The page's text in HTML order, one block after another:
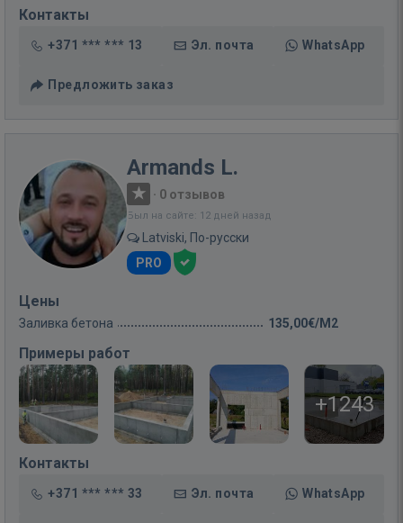
Контакты
+371 *** *** 13 Эл. почта WhatsApp
Предложить заказ
Armands L.
· 0 отзывов
Был на сайте: 12 дней назад
Latviski, По-русски
PRO
Цены
Заливка бетона 135,00€/M2
Примеры работ
+1243
Контакты
+371 *** *** 33 Эл. почта WhatsApp